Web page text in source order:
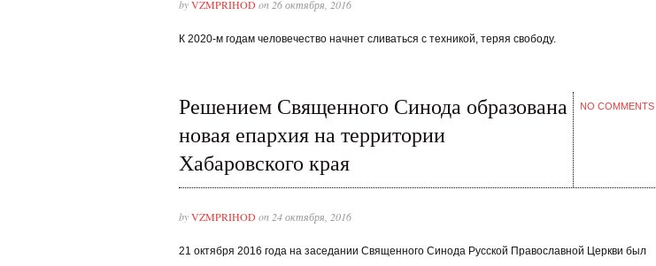
byVZMPRIHODon 26 октября, 2016
К 2020-м годам человечество начнет сливаться с техникой, теряя свободу.
Решением Священного Синода образована
новая епархия на территории
Хабаровского края
NO COMMENTS
byVZMPRIHODon 24 октября, 2016
21 октября 2016 года на заседании Священного Синода Русской Православной Церкви был